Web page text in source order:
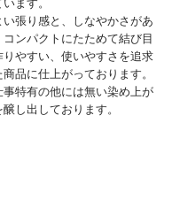
います。
い張り感と、しなやかさがあ
コンパクトにたためて結び目
りやすい、使いやすさを追求
商品に仕上がっております。
事特有の他には無い染め上が
醸し出しております。